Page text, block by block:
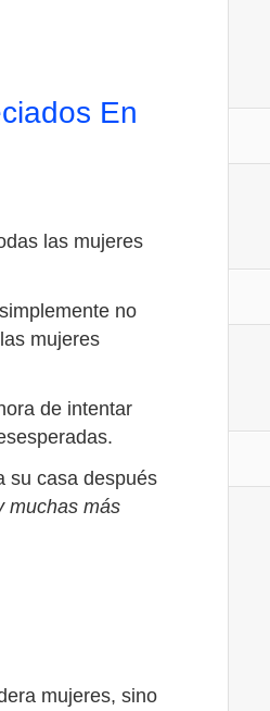
En
las mujeres
no
mujeres
de intentar
su casa después
muchas más
mujeres, sino